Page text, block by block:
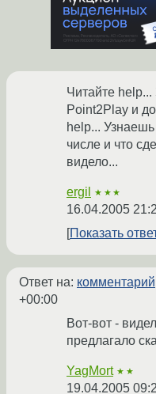
Читайте
Point2Play и
help...
числе и что
видело...
ergil ★★★
16.04.2005
Показать
Ответ на: комментарий
+00:00
Вот-вот -
предлагало
YagMort ★★
19.04.2005